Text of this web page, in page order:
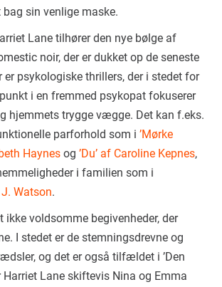
sin venlige maske.
Lane tilhører den nye bølge af
noir, der er dukket op de seneste
er psykologiske thrillers, der i stedet for
i en fremmed psykopat fokuserer
hjemmets trygge vægge. Det kan f.eks.
parforhold som i ’Mørke
Haynes og ’Du’ af Caroline Kepnes,
i familien som i
J. Watson.
ikke voldsomme begivenheder, der
I stedet er de stemningsdrevne og
og det er også tilfældet i ’Den
Harriet Lane skiftevis Nina og Emma